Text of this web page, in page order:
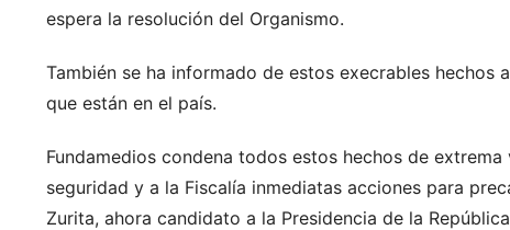
espera la resolución del Organismo.
También se ha informado de estos execrables hechos
que están en el país.
Fundamedios condena todos estos hechos de
seguridad y a la Fiscalía inmediatas acciones para
Zurita, ahora candidato a la Presidencia de la